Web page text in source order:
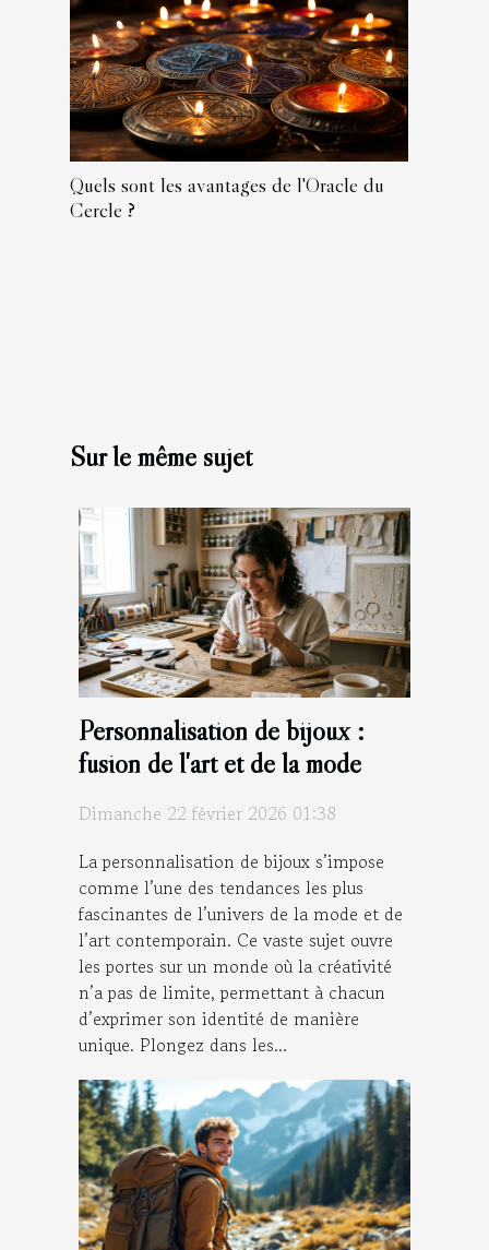
Quels sont les avantages de l'Oracle du
Cercle ?
Sur le même sujet
Personnalisation de bijoux :
fusion de l'art et de la mode
Dimanche 22 février 2026 01:38
La personnalisation de bijoux s’impose
comme l’une des tendances les plus
fascinantes de l’univers de la mode et de
l’art contemporain. Ce vaste sujet ouvre
les portes sur un monde où la créativité
n’a pas de limite, permettant à chacun
d’exprimer son identité de manière
unique. Plongez dans les...